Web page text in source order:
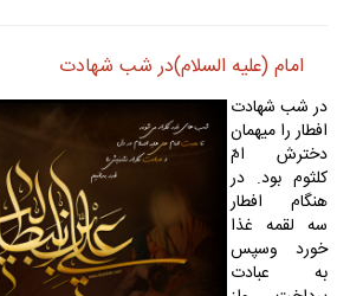
امام (عليه السلام)در شب شهادت
در شب شهادت
افطار را ميهمان
دخترش امّ
كلثوم بود. در
هنگام افطار
سه لقمه غذا
خورد وسپس
به عبادت